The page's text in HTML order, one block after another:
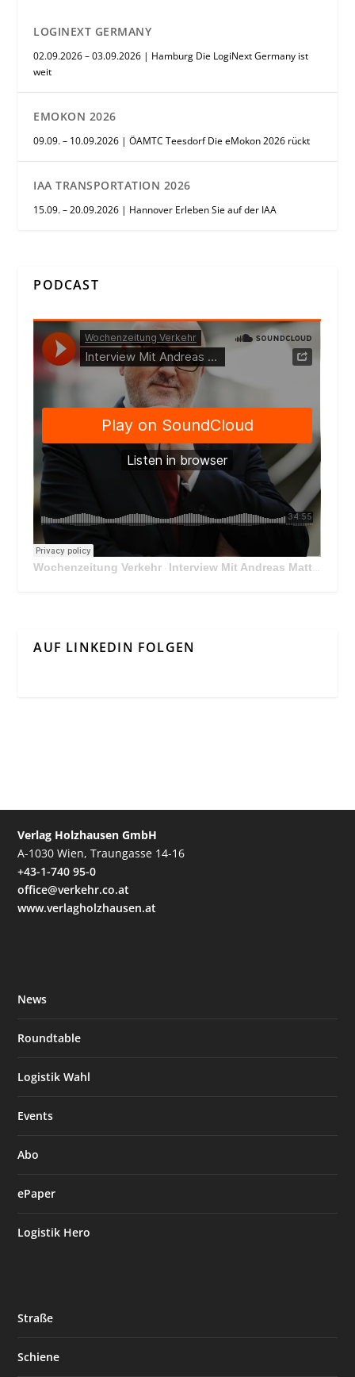
LOGINEXT GERMANY
02.09.2026 – 03.09.2026 | Hamburg Die LogiNext Germany ist
weit
EMOKON 2026
09.09. – 10.09.2026 | ÖAMTC Teesdorf Die eMokon 2026 rückt
IAA TRANSPORTATION 2026
15.09. – 20.09.2026 | Hannover Erleben Sie auf der IAA
PODCAST
Wochenzeitung Verkehr · Interview Mit Andreas Matthä, CEO der ÖBB Holding
AUF LINKEDIN FOLGEN
Verlag Holzhausen GmbH
A-1030 Wien, Traungasse 14-16
+43-1-740 95-0
office@verkehr.co.at
www.verlagholzhausen.at
News
Roundtable
Logistik Wahl
Events
Abo
ePaper
Logistik Hero
Straße
Schiene